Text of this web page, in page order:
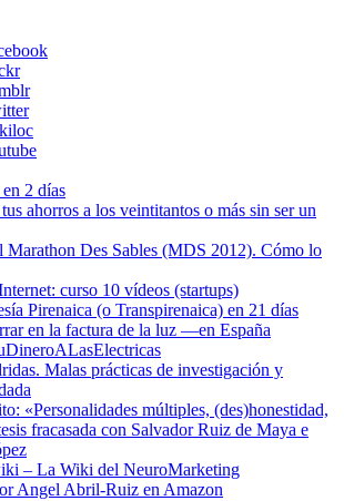
2 días
ahorros a los veintitantos o más sin ser un
Marathon Des Sables (MDS 2012). Cómo lo
curso 10 vídeos (startups)
Pirenaica (o Transpirenaica) en 21 días
en la factura de la luz —en España
Malas prácticas de investigación y
«Personalidades múltiples, (des)honestidad,
fracasada con Salvador Ruiz de Maya e
– La Wiki del NeuroMarketing
Angel Abril-Ruiz en Amazon